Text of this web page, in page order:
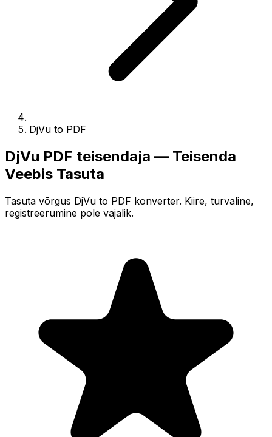
DjVu to PDF
DjVu PDF teisendaja — Teisenda
Veebis Tasuta
Tasuta võrgus DjVu to PDF konverter. Kiire, turvaline,
registreerumine pole vajalik.